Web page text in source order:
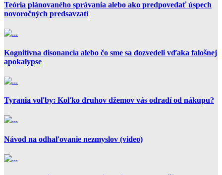
Teória plánovaného správania alebo ako predpovedať úspech
novoročných predsavzatí
Kognitívna disonancia alebo čo sme sa dozvedeli vďaka falošnej
apokalypse
Tyrania voľby: Koľko druhov džemov vás odradí od nákupu?
Návod na odhaľovanie nezmyslov (video)